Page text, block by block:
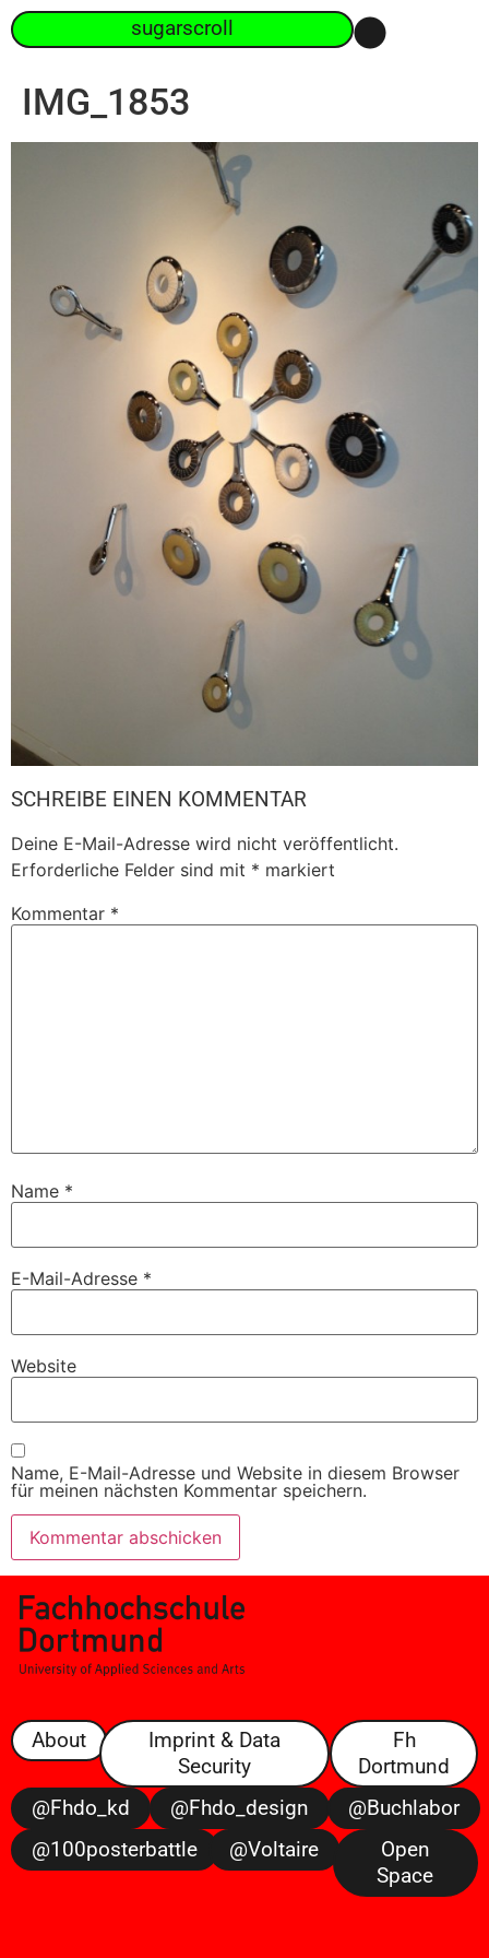
sugarscroll
IMG_1853
SCHREIBE EINEN KOMMENTAR
Deine E-Mail-Adresse wird nicht veröffentlicht.
Erforderliche Felder sind mit * markiert
Kommentar *
Name *
E-Mail-Adresse *
Website
Name, E-Mail-Adresse und Website in diesem Browser
für meinen nächsten Kommentar speichern.
About
Imprint & Data
Security
Fh
Dortmund
@fhdo_kd
@fhdo_design
@buchlabor
@100posterbattle
@voltaire
Open
Space